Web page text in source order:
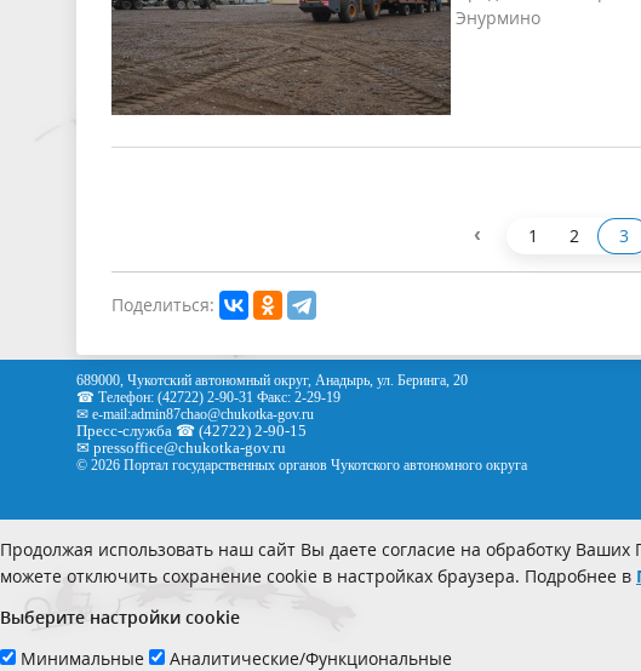
Энурмино
‹ 1 2 3
Поделиться:
689000, Чукотский автономный округ, Анадырь, ул. Беринга, 20
☎ Телефон: (42722) 2-90-31 Факс: 2-29-19
✉ e-mail:admin87chao@chukotka-gov.ru
Пресс-служба ☎ (42722) 2-90-15
✉ pressoffice@chukotka-gov.ru
© 2026 Портал государственных органов Чукотского автономного округа
Продолжая использовать наш сайт Вы даете согласие на обработку
можете отключить сохранение cookie в настройках браузера. Подробнее в
Выберите настройки cookie
Минимальные
Аналитические/Функциональные